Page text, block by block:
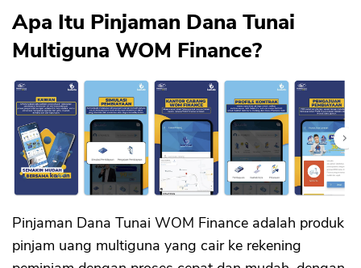
Apa Itu Pinjaman Dana Tunai
Multiguna WOM Finance?
Pinjaman Dana Tunai WOM Finance adalah produk
pinjam uang multiguna yang cair ke rekening